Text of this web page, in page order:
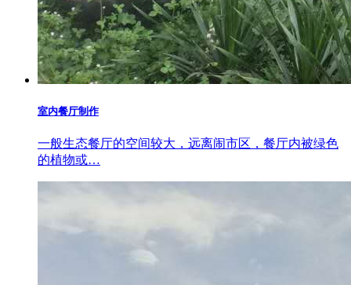
室内餐厅制作
一般生态餐厅的空间较大，远离闹市区，餐厅内被绿色
的植物或…